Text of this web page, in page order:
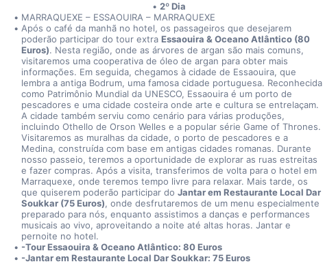
2º Dia
MARRAQUEXE – ESSAOUIRA – MARRAQUEXE
Após o café da manhã no hotel, os passageiros que desejarem
poderão participar do tour extra Essaouira & Oceano Atlântico (80
Euros). Nesta região, onde as árvores de argan são mais comuns,
visitaremos uma cooperativa de óleo de argan para obter mais
informações. Em seguida, chegamos à cidade de Essaouira, que
lembra a antiga Bodrum, uma famosa cidade portuguesa. Reconhecida
como Patrimônio Mundial da UNESCO, Essaouira é um porto de
pescadores e uma cidade costeira onde arte e cultura se entrelaçam.
A cidade também serviu como cenário para várias produções,
incluindo Othello de Orson Welles e a popular série Game of Thrones.
Visitaremos as muralhas da cidade, o porto de pescadores e a
Medina, construída com base em antigas cidades romanas. Durante
nosso passeio, teremos a oportunidade de explorar as ruas estreitas
e fazer compras. Após a visita, transferimos de volta para o hotel em
Marraquexe, onde teremos tempo livre para relaxar. Mais tarde, os
que quiserem poderão participar do Jantar em Restaurante Local Dar
Soukkar (75 Euros), onde desfrutaremos de um menu especialmente
preparado para nós, enquanto assistimos a danças e performances
musicais ao vivo, aproveitando a noite até altas horas. Jantar e
pernoite no hotel.
-Tour Essaouira & Oceano Atlântico: 80 Euros
-Jantar em Restaurante Local Dar Soukkar: 75 Euros